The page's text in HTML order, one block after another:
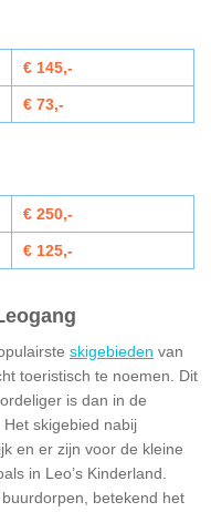
€ 145,-
€ 73,-
€ 250,-
€ 125,-
skigebieden van
toeristisch te noemen. Dit
is dan in de
skigebied nabij
en er zijn voor de kleine
in Leo’s Kinderland.
betekend het